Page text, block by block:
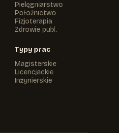
Pielęgniarstwo
Położnictwo
Fizjoterapia
Zdrowie publ.
Typy prac
Magisterskie
Licencjackie
Inżynierskie